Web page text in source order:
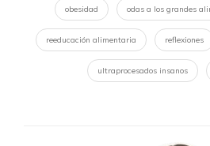
obesidad odas a los grandes
reeducación alimentaria reflexiones
ultraprocesados insanos